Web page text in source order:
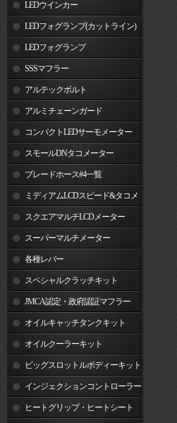
LEDウインカー
LEDフォグランプ(カットライン)
LEDフォグランプ
SSSマフラー
アルテックボルト
アルミチェーンガード
コンパクトLEDサーモメーター
スモールDNタコメーター
ブレードホース#4一覧
ミディアムLCDスピード&タコメ
ータースクエアマルチLCDメーター
スーパーマルチメーター
各種レバー
スペシャルクラッチキット
JMCA認定・政府認証マフラー
オイルキャッチタンクキット
オイルクーラーキット
ビッグスロットルボディーキット
インジェクションコントローラー
ヒートグリップ・ヒートシート